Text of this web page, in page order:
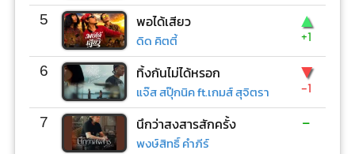
5 พอได้เสียว
ดิด คิตตี้
▲
+1
6 ทิ้งกันไม่ได้หรอก
แจ๊ส สปุ๊กนิค ft.เกมส์ สุจิตรา
▼
-1
7 นึกว่าสงสารสักครั้ง
พงษ์สิทธิ์ คำภีร์
-